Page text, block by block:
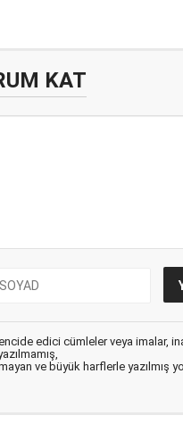
KAT
edici cümleler veya imalar,
ve büyük harflerle yazılmış